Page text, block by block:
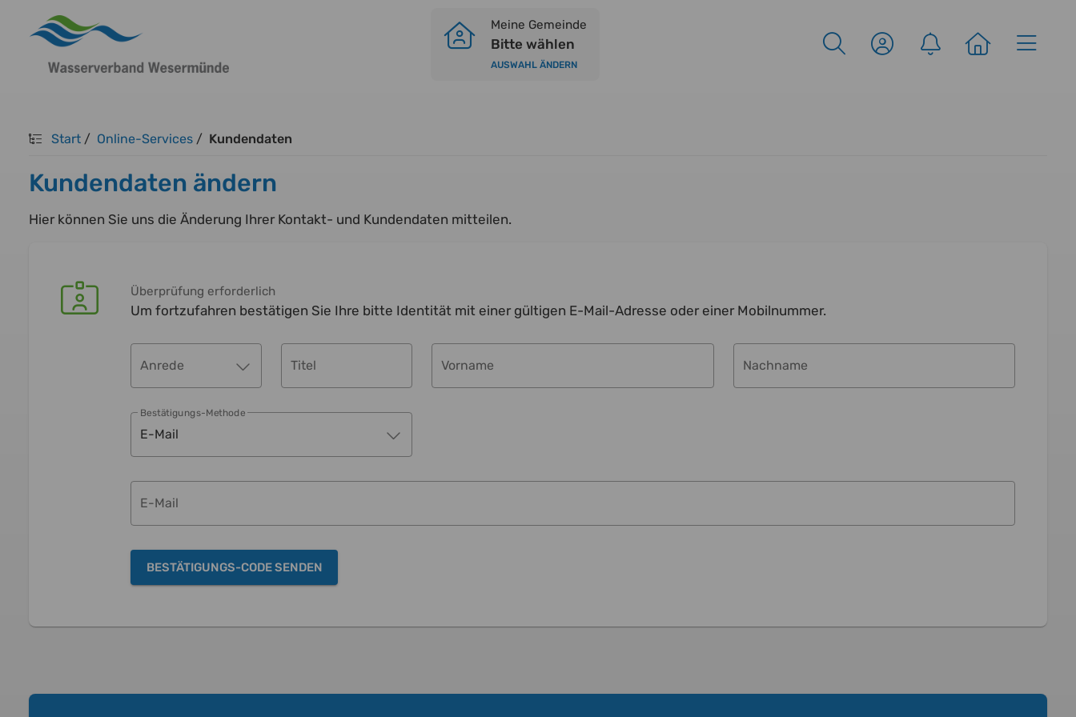
Meine Gemeinde
Bitte wählen
AUSWAHL ÄNDERN
Start / Online-Services / Kundendaten
Kundendaten ändern
Hier können Sie uns die Änderung Ihrer Kontakt- und Kundendaten mitteilen.
Überprüfung erforderlich
Um fortzufahren bestätigen Sie Ihre bitte Identität mit einer gültigen E-Mail-Adresse oder einer Mobilnummer.
Anrede Titel Vorname Nachname
Bestätigungs-Methode
E-Mail
E-Mail
BESTÄTIGUNGS-CODE SENDEN